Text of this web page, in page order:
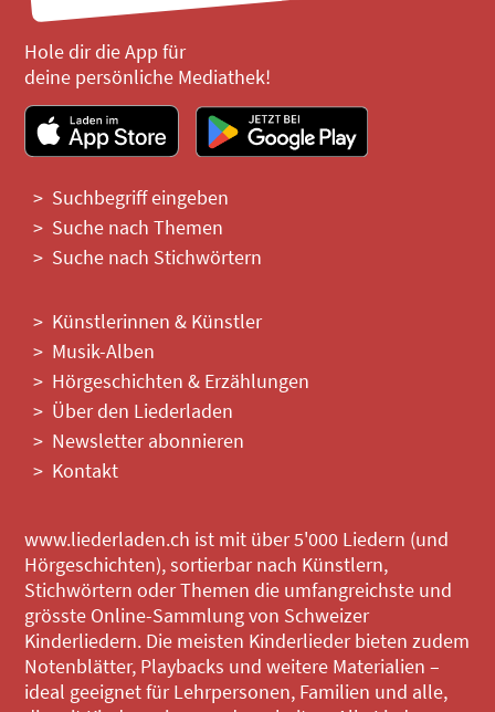
Hole dir die App für
deine persönliche Mediathek!
Suchbegriff eingeben
Suche nach Themen
Suche nach Stichwörtern
Künstlerinnen & Künstler
Musik-Alben
Hörgeschichten & Erzählungen
Über den Liederladen
Newsletter abonnieren
Kontakt
www.liederladen.ch ist mit über 5'000 Liedern (und
Hörgeschichten), sortierbar nach Künstlern,
Stichwörtern oder Themen die umfangreichste und
grösste Online-Sammlung von Schweizer
Kinderliedern. Die meisten Kinderlieder bieten zudem
Notenblätter, Playbacks und weitere Materialien –
ideal geeignet für Lehrpersonen, Familien und alle,